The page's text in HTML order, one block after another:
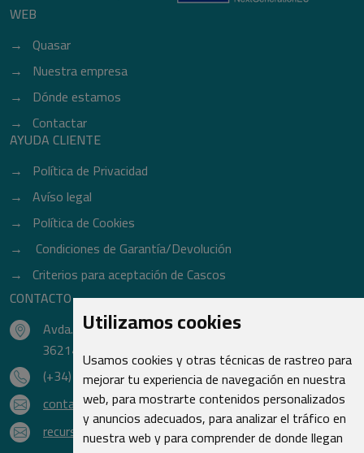
Utilizamos cookies
Usamos cookies y otras técnicas de rastreo para
mejorar tu experiencia de navegación en nuestra
web, para mostrarte contenidos personalizados
y anuncios adecuados, para analizar el tráfico en
nuestra web y para comprender de donde llegan
WEB
Quasar
Nuestra empresa
Dónde estamos
Contactar
AYUDA CLIENTE
Política de Privacidad
Avíso legal
Política de Cookies
Condiciones de Garantía/Devolución
Criterios para aceptación de Cascos
CONTACTO
Avda. do Freixo - Sardoma, 13
36214 Vigo - Pontevedra - España
(+34) 986 48 16 33
contacto@qsr.es
recursoshumanos@qsr.es